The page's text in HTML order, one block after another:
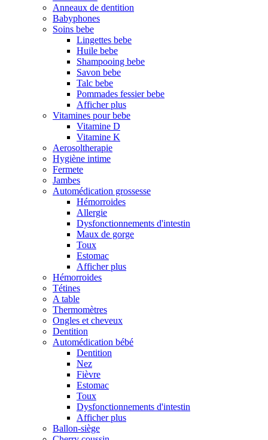
Anneaux de dentition
Babyphones
Soins bebe
Lingettes bebe
Huile bebe
Shampooing bebe
Savon bebe
Talc bebe
Pommades fessier bebe
Afficher plus
Vitamines pour bebe
Vitamine D
Vitamine K
Aerosoltherapie
Hygiène intime
Fermete
Jambes
Automédication grossesse
Hémorroides
Allergie
Dysfonctionnements d'intestin
Maux de gorge
Toux
Estomac
Afficher plus
Hémorroides
Tétines
A table
Thermomètres
Ongles et cheveux
Dentition
Automédication bébé
Dentition
Nez
Fièvre
Estomac
Toux
Dysfonctionnements d'intestin
Afficher plus
Ballon-siège